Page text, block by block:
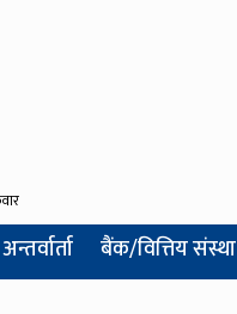
अन्तर्वार्ता बैंक/वित्तिय संस्था